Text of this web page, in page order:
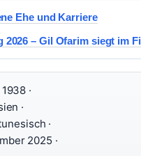
Ehe und Karriere
– Gil Ofarim siegt im
·
·
·
2025 ·